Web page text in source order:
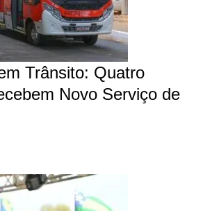
Trânsito: Quatro
Novo Serviço de